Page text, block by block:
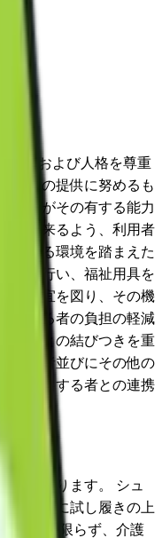
意思および人格を尊重
ビスの提供に努めるも
用者がその有する能力
が出来るよう、利用者
ている環境を踏まえた
等を行い、福祉用具を
の便宜を図り、その機
護する者の負担の軽減
地域との結びつきを重
事業者並びにその他の
を提供する者との連携
しております。 シュ
、実際に試し履きの上
ビスに限らず、介護